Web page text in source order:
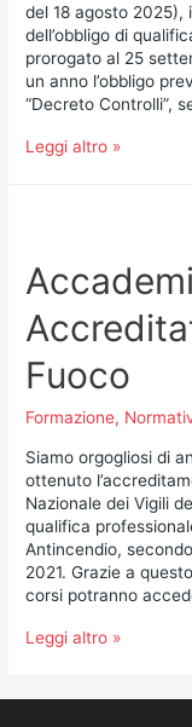
del 18 agosto 2025),
dell’obbligo di
prorogato al 25
un anno l’obbligo
“Decreto Controlli”,
Leggi altro »
Fuoco
Formazione,
Siamo orgogliosi di
ottenuto
Nazionale dei Vigili
qualifica
Antincendio,
2021. Grazie a
corsi potranno
Leggi altro »